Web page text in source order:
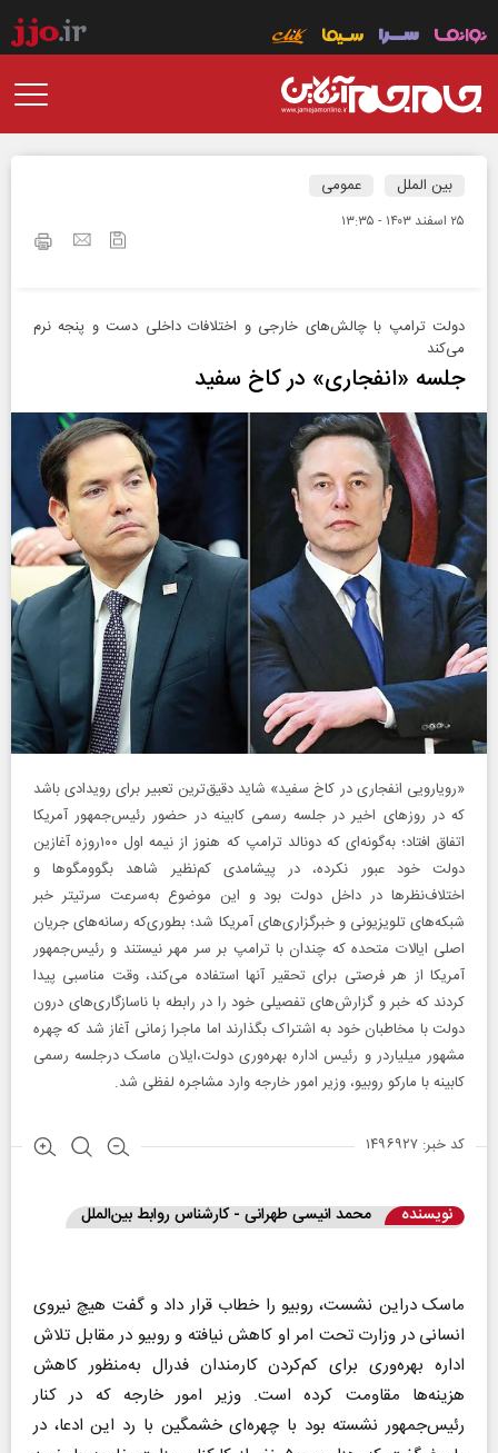
بین الملل عمومی
۲۵ اسفند ۱۴۰۳ - ۱۳:۳۵
دولت ترامپ با چالش‌های خارجی و اختلافات داخلی دست و پنجه نرم
می‌کند
جلسه «انفجاری» در کاخ سفید
«رویارویی انفجاری در کاخ سفید» شاید دقیق‌ترین تعبیر برای رویدادی باشد
که در روزهای اخیر در جلسه رسمی کابینه در حضور رئیس‌جمهور آمریکا
اتفاق افتاد؛ به‌گونه‌ای که دونالد ترامپ که هنوز از نیمه اول ۱۰۰روزه آغازین
دولت خود عبور نکرده، در پیشامدی کم‌نظیر شاهد بگوومگو‌ها و
اختلاف‌نظرها در داخل دولت بود و این موضوع به‌سرعت سر‌تیتر خبر
شبکه‌های تلویزیونی و خبرگزاری‌های آمریکا شد؛ بطوری‌که رسانه‌های جریان
اصلی ایالات متحده که چندان با ترامپ بر سر مهر نیستند و رئیس‌جمهور
آمریکا از هر فرصتی برای تحقیر آنها استفاده می‌کند، وقت مناسبی پیدا
کردند که خبر و گزارش‌های تفصیلی خود را در رابطه با ناسازگاری‌های درون
دولت با مخاطبان خود به اشتراک بگذارند اما ماجرا زمانی آغاز شد که چهره
مشهور میلیاردر و رئیس اداره بهره‌وری دولت،ایلان ماسک درجلسه رسمی
کابینه با مارکو روبیو، وزیر امور خارجه وارد مشاجره لفظی شد.
کد خبر: ۱۴۹۶۹۲۷
نویسنده محمد انیسی طهرانی - کارشناس روابط بین‌الملل
ماسک دراین نشست، روبیو را خطاب قرار داد و گفت هیچ نیروی
انسانی در وزارت تحت امر او کاهش نیافته و روبیو در مقابل تلاش
اداره بهره‌وری برای کم‌کردن کارمندان فدرال به‌منظور کاهش
هزینه‌ها مقاومت کرده است. وزیر امور خارجه که در کنار
رئیس‌جمهور نشسته بود با چهره‌ای خشمگین با رد این ادعا، در